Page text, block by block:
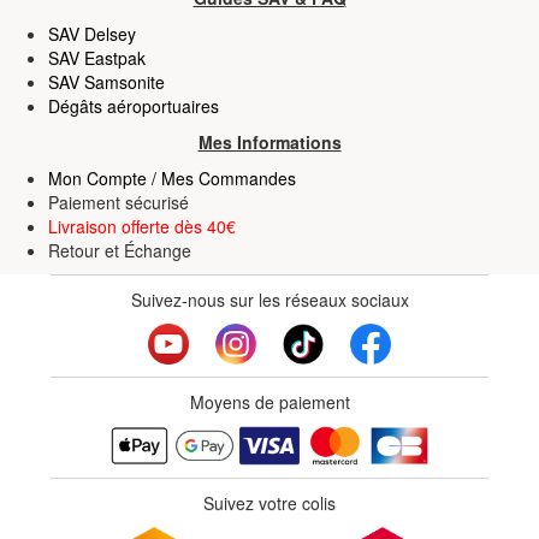
SAV Delsey
SAV Eastpak
SAV Samsonite
Dégâts aéroportuaires
Mes Informations
Mon Compte / Mes Commandes
Paiement sécurisé
Livraison offerte dès 40€
Retour et Échange
Suivez-nous sur les réseaux sociaux
Moyens de paiement
Suivez votre colis